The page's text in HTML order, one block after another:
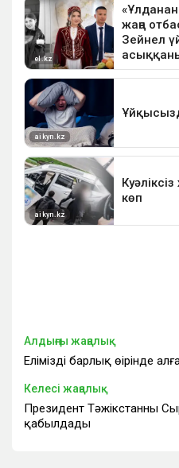
Алдыңғы жаңалық
Еліміздің барлық өңірінде
Келесі жаңалық
Президент Тәжікстанның
қабылдады